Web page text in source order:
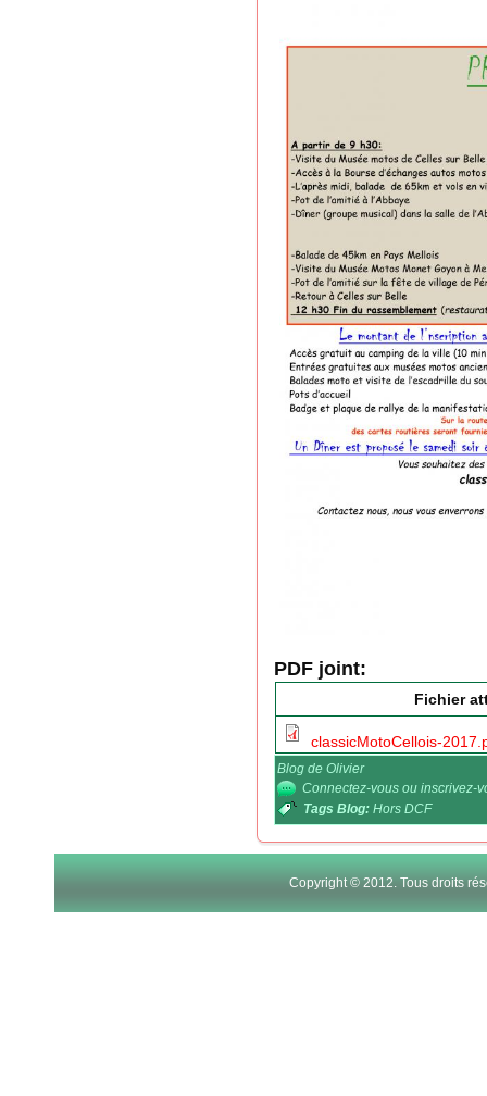
PDF joint:
Fichier
classicMotoCellois-
Blog de Olivier
Connectez-vous ou inscrivez-
Tags Blog: Hors DCF
Copyright © 2012. Tous droits